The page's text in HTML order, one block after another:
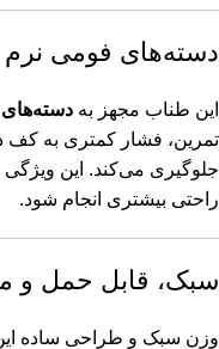
دسته‌های فومی
این طناب مجهز به
تمرین، فشار کمتری به کف
جلوگیری می‌کند. این
راحتی بیشتری انجام شود.
سبک، قابل حمل و
وزن سبک و طراحی ساده